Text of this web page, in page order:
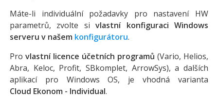
Máte-li individuální požadavky pro nastavení HW
parametrů, zvolte sivlastní konfiguraci Windows
serveru v našem konfigurátoru.
Pro vlastní licence účetních programů (Vario, Helios,
Abra, Keloc, Profit, SBkomplet, ArrowSys), a dalších
aplikací pro Windows OS, je vhodná varianta
Cloud Ekonom - Individual.